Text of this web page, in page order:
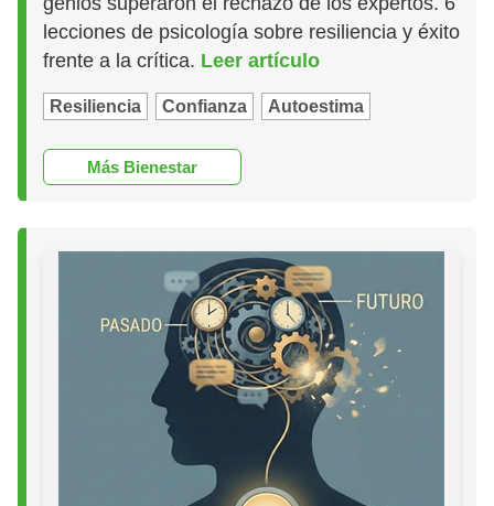
lecciones de psicología sobre resiliencia y éxito
frente a la crítica. Leer artículo
Resiliencia Confianza Autoestima
Más Bienestar